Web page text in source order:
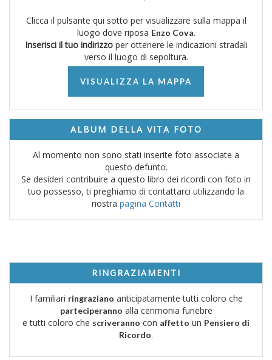
Clicca il pulsante qui sotto per visualizzare sulla mappa il
luogo dove riposa Enzo Cova.
Inserisci il tuo indirizzoper ottenere le indicazioni stradali
verso il luogo di sepoltura.
VISUALIZZA LA MAPPA
ALBUM DELLA VITA FOTO
Al momento non sono stati inserite foto associate a
questo defunto.
Se desideri contribuire a questo libro dei ricordi con foto in
tuo possesso, ti preghiamo di contattarci utilizzando la
nostra pagina Contatti
RINGRAZIAMENTI
I familiari ringraziano anticipatamente tutti coloro che
parteciperanno alla cerimonia funebre
e tutti coloro che scriveranno con affetto un Pensiero di
Ricordo.